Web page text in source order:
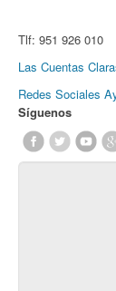
Tlf: 951 926 010
Las Cuentas
Redes Sociales
Síguenos